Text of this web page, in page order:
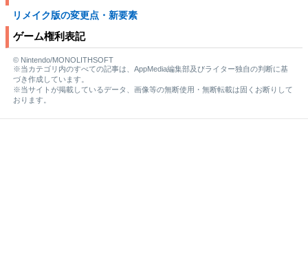
リメイク版の変更点・新要素
ゲーム権利表記
© Nintendo/MONOLITHSOFT
※当カテゴリ内のすべての記事は、AppMedia編集部及びライター独自の判断に基
づき作成しています。
※当サイトが掲載しているデータ、画像等の無断使用・無断転載は固くお断りして
おります。